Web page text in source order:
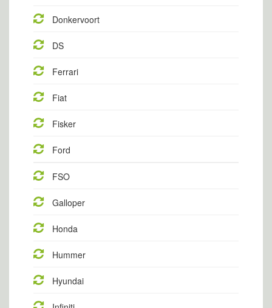
Donkervoort
DS
Ferrari
Fiat
Fisker
Ford
FSO
Galloper
Honda
Hummer
Hyundai